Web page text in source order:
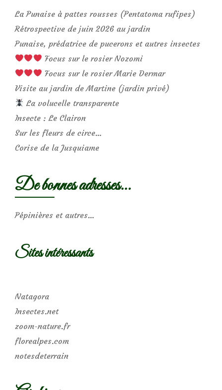
La Punaise à pattes rousses (Pentatoma rufipes)
Rétrospective de juin 2026 au jardin
Punaise, prédatrice de pucerons et autres insectes
Focus sur le rosier Nozomi
Focus sur le rosier Marie Dermar
Visite au jardin de Martine (jardin privé)
La volucelle transparente
Insecte : Le Clairon
Sur les fleurs de circe…
Corise de la Jusquiame
De bonnes adresses…
Pépinières et autres…
Sites intéressants
Natagora
Insectes.net
zoom-nature.fr
florealpes.com
notesdeterrain